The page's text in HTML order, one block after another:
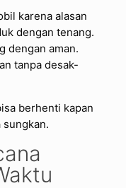
karena alasan
dengan tenang.
dengan aman.
tanpa desak-
berhenti kapan
sungkan.